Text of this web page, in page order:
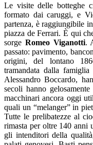
Le visite delle botteghe
formato dai caruggi, e
partenza, è raggiungibile
piazza de Ferrari. È qui
sorge Romeo Viganotti.
passato: pavimento,
origini, del lontano
tramandata dalla
Alessandro Boccardo,
secoli hanno
macchinari ancora oggi
quali un “melanger” in
Tutte le prelibatezze al
rimasta per oltre 140
gli intenditori della